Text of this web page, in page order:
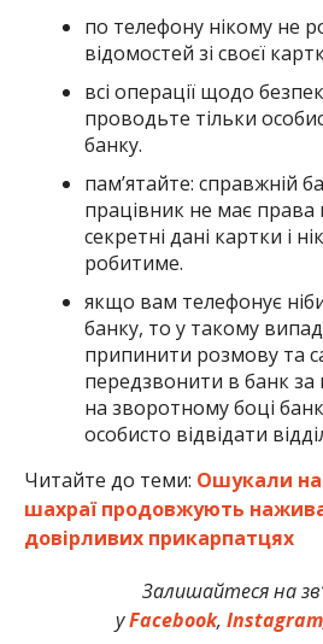
по телефону нікому не
відомостей зі своєї
всі операції щодо
проводьте тільки
банку.
пам’ятайте: справжній
працівник не має права
секретні дані картки і
робитиме.
якщо вам телефонує
банку, то у такому
припинити розмову та
передзвонити в банк
на зворотному боці
особисто відвідати
Читайте до теми: Ошукали на
шахраї продовжують
довірливих прикарпатцях
Залишайтеся на
уFacebook, Instagram